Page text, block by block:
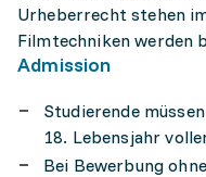
Urheberrecht stehen
Filmtechniken werden
Admission
Studierende
18. Lebensjahr
Bei Bewerbung